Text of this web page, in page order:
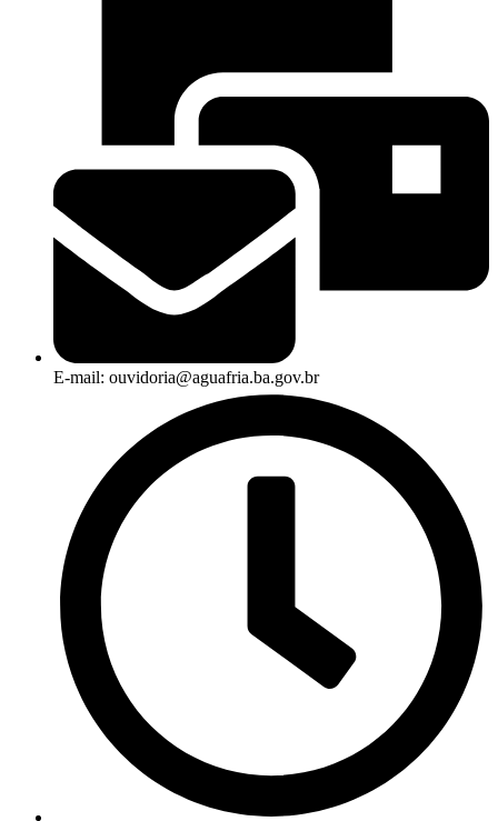
E-mail: ouvidoria@aguafria.ba.gov.br